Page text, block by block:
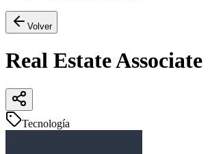
Volver
Real Estate Associate
Tecnología